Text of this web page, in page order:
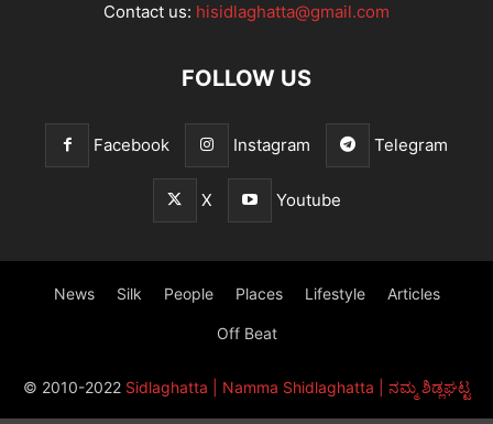
Contact us: hisidlaghatta@gmail.com
FOLLOW US
Facebook Instagram Telegram
X Youtube
News Silk People Places Lifestyle Articles
Off Beat
© 2010-2022 Sidlaghatta | Namma Shidlaghatta | ನಮ್ಮ ಶಿಡ್ಲಘಟ್ಟ